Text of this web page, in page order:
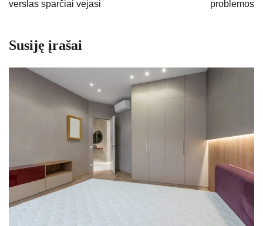
verslas sparčiai vejasi
problemos
Susiję įrašai